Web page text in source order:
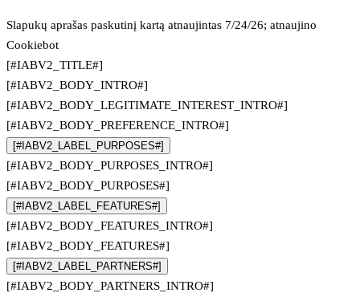
Slapukų aprašas paskutinį kartą atnaujintas 7/24/26; atnaujino
Cookiebot
[#IABV2_TITLE#]
[#IABV2_BODY_INTRO#]
[#IABV2_BODY_LEGITIMATE_INTEREST_INTRO#]
[#IABV2_BODY_PREFERENCE_INTRO#]
[#IABV2_LABEL_PURPOSES#]
[#IABV2_BODY_PURPOSES_INTRO#]
[#IABV2_BODY_PURPOSES#]
[#IABV2_LABEL_FEATURES#]
[#IABV2_BODY_FEATURES_INTRO#]
[#IABV2_BODY_FEATURES#]
[#IABV2_LABEL_PARTNERS#]
[#IABV2_BODY_PARTNERS_INTRO#]